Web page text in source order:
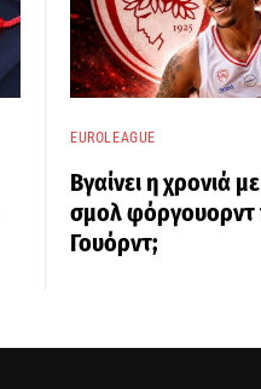
EUROLEAGUE
Βγαίνει η χρονιά
σμολ φόργουορντ
Γουόρντ;